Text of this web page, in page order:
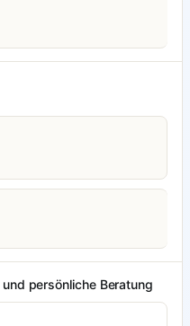
persönliche Beratung